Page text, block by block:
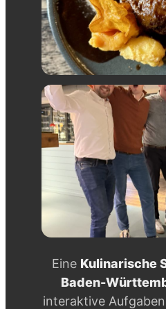
Eine Kulinarische
Baden-
interaktive